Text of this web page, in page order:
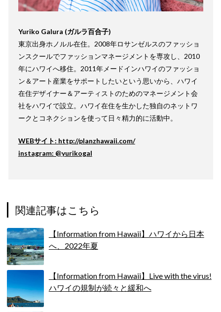
Yuriko Galura (ガルラ百合子)
東京出身ホノルル在住。2008年ロサンゼルスのファッショ
ンスクールでファッションマネージメントを専攻し、2010
年にハワイへ移住。2011年メードインハワイのファッショ
ン＆アート産業をサポートしたいという思いから、ハワイ
在住デザイナー＆アーティストのためのマネージメント会
社をハワイで設立。ハワイ在住を生かした独自のネットワ
ークとコネクションを使って日々精力的に活動中。
WEBサイト: http://planzhawaii.com/
instagram: @yurikogal
関連記事はこちら
【Information from Hawaii】ハワイから日本
へ、2022年夏
【Information from Hawaii】Live with the virus!
ハワイの規制が続々と緩和へ